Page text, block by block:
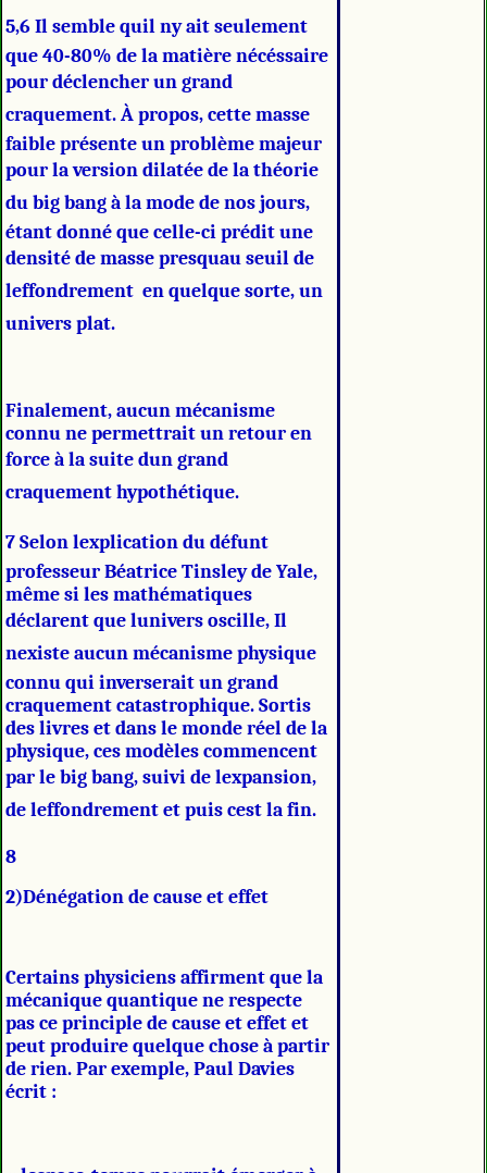
5,6 Il semble quil ny ait seulement
que 40-80% de la matière nécéssaire
pour déclencher un grand
craquement. À propos, cette masse
faible présente un problème majeur
pour la version dilatée de la théorie
du big bang à la mode de nos jours,
étant donné que celle-ci prédit une
densité de masse presquau seuil de
leffondrement  en quelque sorte, un
univers plat.
Finalement, aucun mécanisme
connu ne permettrait un retour en
force à la suite dun grand
craquement hypothétique.
7 Selon lexplication du défunt
professeur Béatrice Tinsley de Yale,
même si les mathématiques
déclarent que lunivers oscille, Il
nexiste aucun mécanisme physique
connu qui inverserait un grand
craquement catastrophique. Sortis
des livres et dans le monde réel de la
physique, ces modèles commencent
par le big bang, suivi de lexpansion,
de leffondrement et puis cest la fin.
8
2)Dénégation de cause et effet
Certains physiciens affirment que la
mécanique quantique ne respecte
pas ce principle de cause et effet et
peut produire quelque chose à partir
de rien. Par exemple, Paul Davies
écrit :